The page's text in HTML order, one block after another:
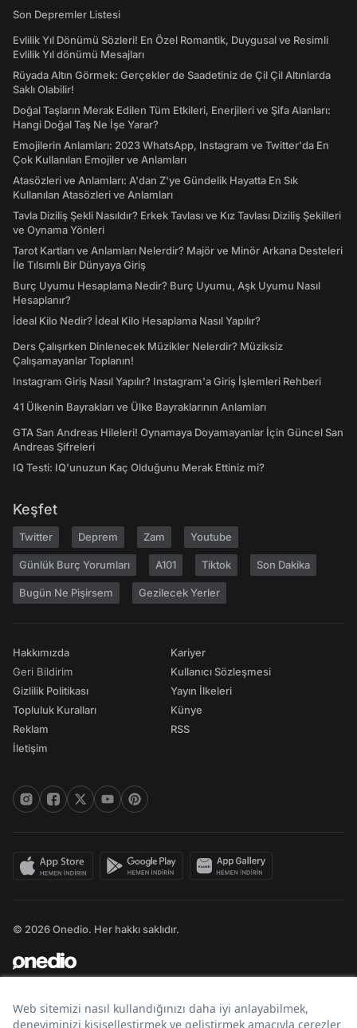
Son Depremler Listesi
Evlilik Yıl Dönümü Sözleri! En Özel Romantik, Duygusal ve Resimli
Evlilik Yıl dönümü Mesajları
Rüyada Altın Görmek: Gerçekler de Saadetiniz de Çil Çil Altınlarda
Saklı Olabilir!
Doğal Taşların Merak Edilen Tüm Etkileri, Enerjileri ve Şifa Alanları:
Hangi Doğal Taş Ne İşe Yarar?
Emojilerin Anlamları: 2023 WhatsApp, Instagram ve Twitter'da En
Çok Kullanılan Emojiler ve Anlamları
Atasözleri ve Anlamları: A'dan Z'ye Gündelik Hayatta En Sık
Kullanılan Atasözleri ve Anlamları
Tavla Diziliş Şekli Nasıldır? Erkek Tavlası ve Kız Tavlası Diziliş Şekilleri
ve Oynama Yönleri
Tarot Kartları ve Anlamları Nelerdir? Majör ve Minör Arkana Desteleri
İle Tılsımlı Bir Dünyaya Giriş
Burç Uyumu Hesaplama Nedir? Burç Uyumu, Aşk Uyumu Nasıl
Hesaplanır?
İdeal Kilo Nedir? İdeal Kilo Hesaplama Nasıl Yapılır?
Ders Çalışırken Dinlenecek Müzikler Nelerdir? Müziksiz
Çalışamayanlar Toplanın!
Instagram Giriş Nasıl Yapılır? Instagram'a Giriş İşlemleri Rehberi
41 Ülkenin Bayrakları ve Ülke Bayraklarının Anlamları
GTA San Andreas Hileleri! Oynamaya Doyamayanlar İçin Güncel San
Andreas Şifreleri
IQ Testi: IQ'unuzun Kaç Olduğunu Merak Ettiniz mi?
Keşfet
Twitter Deprem Zam Youtube
Günlük Burç Yorumları A101 Tiktok Son Dakika
Bugün Ne Pişirsem Gezilecek Yerler
Hakkımızda
Geri Bildirim
Gizlilik Politikası
Topluluk Kuralları
Reklam
İletişim
Kariyer
Kullanıcı Sözleşmesi
Yayın İlkeleri
Künye
RSS
© 2026 Onedio. Her hakkı saklıdır.
Bir markasıdır.